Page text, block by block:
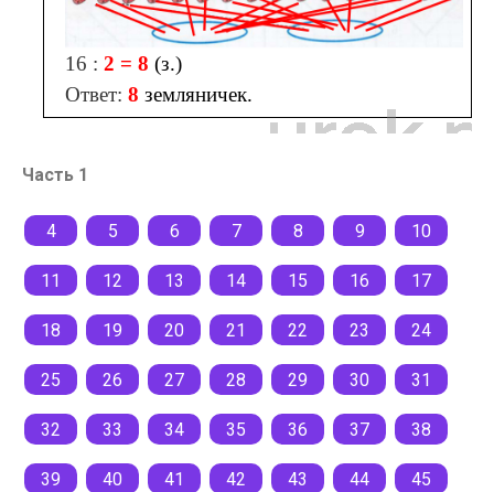
16 : 2 = 8 (з.)
Ответ: 8 земляничек.
Часть 1
4 5 6 7 8 9 10
11 12 13 14 15 16 17
18 19 20 21 22 23 24
25 26 27 28 29 30 31
32 33 34 35 36 37 38
39 40 41 42 43 44 45